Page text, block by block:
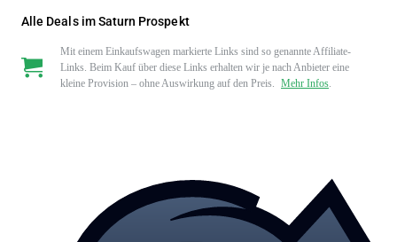
Alle Deals im Saturn Prospekt
Mit einem Einkaufswagen markierte Links sind so genannte Affiliate-
Links. Beim Kauf über diese Links erhalten wir je nach Anbieter eine
kleine Provision – ohne Auswirkung auf den Preis. Mehr Infos.